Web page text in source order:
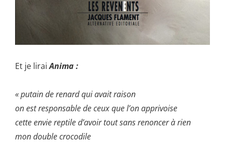
Et je liraiAnima :
« putain de renard qui avait raison
on est responsable de ceux que l’on apprivoise
cette envie reptile d’avoir tout sans renoncer à rien
mon double crocodile